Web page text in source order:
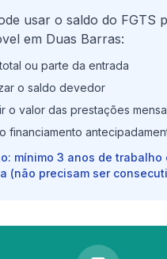
usar o saldo do FGTS
em Duas Barras:
ou parte da entrada
o saldo devedor
o valor das prestações
financiamento
mínimo 3 anos de trabalho
(não precisam ser